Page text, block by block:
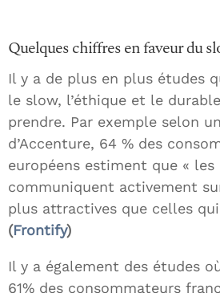
Quelques chiffres en faveur du
Il y a de plus en plus études
le slow, l’éthique et le
prendre. Par exemple selon
d’Accenture, 64 % des
européens estiment que «
communiquent activement
plus attractives que celles
(Frontify)
Il y a également des études
61% des consommateurs